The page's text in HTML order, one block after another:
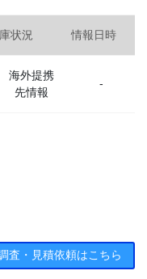
状況 情報日時
海外提携
先情報
-
査・見積依頼はこちら